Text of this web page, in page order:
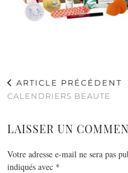
ARTICLE PRÉCÉDENT
CALENDRIERS BEAUTE
LAISSER UN
Votre adresse e-mail ne sera pas
indiqués avec *